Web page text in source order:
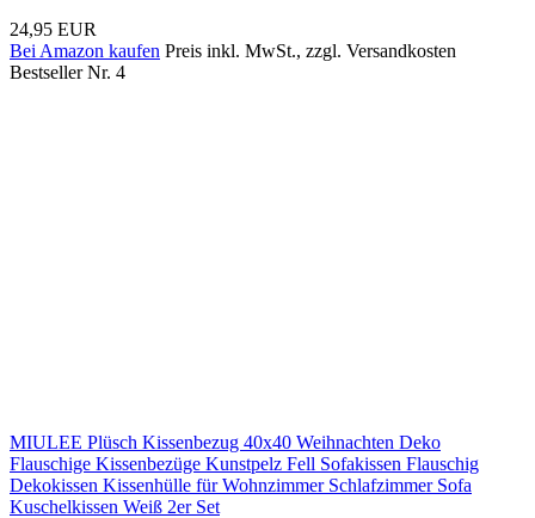
24,95 EUR
Bei Amazon kaufen Preis inkl. MwSt., zzgl. Versandkosten
Bestseller Nr. 4
MIULEE Plüsch Kissenbezug 40x40 Weihnachten Deko
Flauschige Kissenbezüge Kunstpelz Fell Sofakissen Flauschig
Dekokissen Kissenhülle für Wohnzimmer Schlafzimmer Sofa
Kuschelkissen Weiß 2er Set